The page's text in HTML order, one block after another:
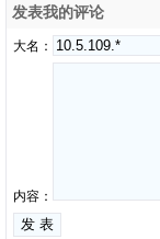
发表我的评论
大名：
内容：